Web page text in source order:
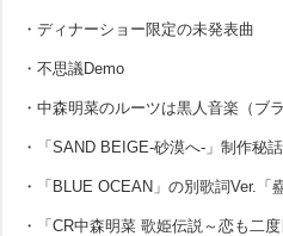
・ディナーショー限定の未発表曲
・不思議Demo
・中森明菜のルーツは黒人音楽（ブ
・「SAND BEIGE-砂漠へ-」制作秘話
・「BLUE OCEAN」の別歌詞Ver.「
・「CR中森明菜 歌姫伝説～恋も二